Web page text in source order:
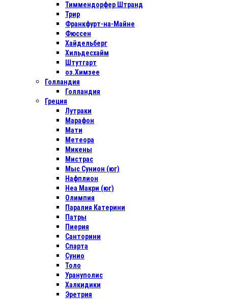
Тиммендорфер Штранд
Трир
Франкфурт-на-Майне
Фюссен
Хайдельберг
Хильдесхайм
Штутгарт
оз.Химзее
Голландия
Голландия
Греция
Лутраки
Марафон
Мати
Метеора
Микены
Мистрас
Мыс Сунион (юг)
Нафплион
Неа Макри (юг)
Олимпия
Паралия Катерини
Патры
Пиерия
Санторини
Спарта
Сунио
Толо
Урануполис
Халкидики
Эретрия